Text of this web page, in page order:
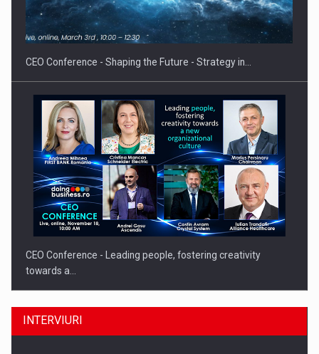
Proteinmaxxing and the Future of Protein Demand
CEO Conference - Shaping the Future - Strategy in…
CEO Conference - Leading people, fostering creativity
towards a…
INTERVIURI